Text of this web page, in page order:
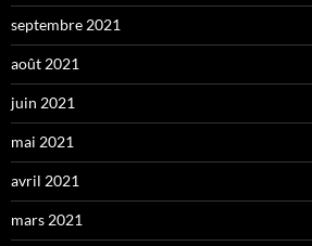
septembre 2021
août 2021
juin 2021
mai 2021
avril 2021
mars 2021